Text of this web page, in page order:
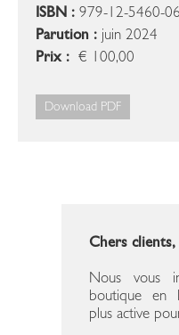
ISBN : 979-12-5460-
Parution : juin 2024
Prix : € 100,00
Download PDF
Chers clients,
Nous vous
boutique en
plus active